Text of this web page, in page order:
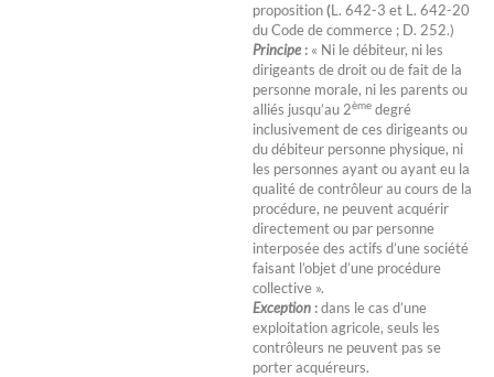
proposition(L. 642-3 et L. 642-20
du Code de commerce ; D. 252.)
Principe : « Ni le débiteur, ni les
dirigeants de droit ou de fait de la
personne morale, ni les parents ou
alliés jusqu’au 2ème degré
inclusivement de ces dirigeants ou
du débiteur personne physique, ni
les personnes ayant ou ayant eu la
qualité de contrôleur au cours de la
procédure, ne peuvent acquérir
directement ou par personne
interposée des actifs d’une société
faisant l’objet d’une procédure
collective ».
Exception :dans le cas d’une
exploitation agricole, seuls les
contrôleurs ne peuvent pas se
porter acquéreurs.